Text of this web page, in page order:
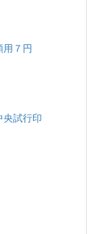
７円
試行印